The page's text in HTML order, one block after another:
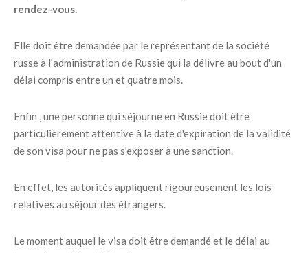
rendez-vous.
Elle doit être demandée par le représentant de la société
russe à l'administration de Russie qui la délivre au bout d'un
délai compris entre un et quatre mois.
Enfin , une personne qui séjourne en Russie doit être
particulièrement attentive à la date d'expiration de la validité
de son visa pour ne pas s'exposer à une sanction.
En effet, les autorités appliquent rigoureusement les lois
relatives au séjour des étrangers.
Le moment auquel le visa doit être demandé et le délai au